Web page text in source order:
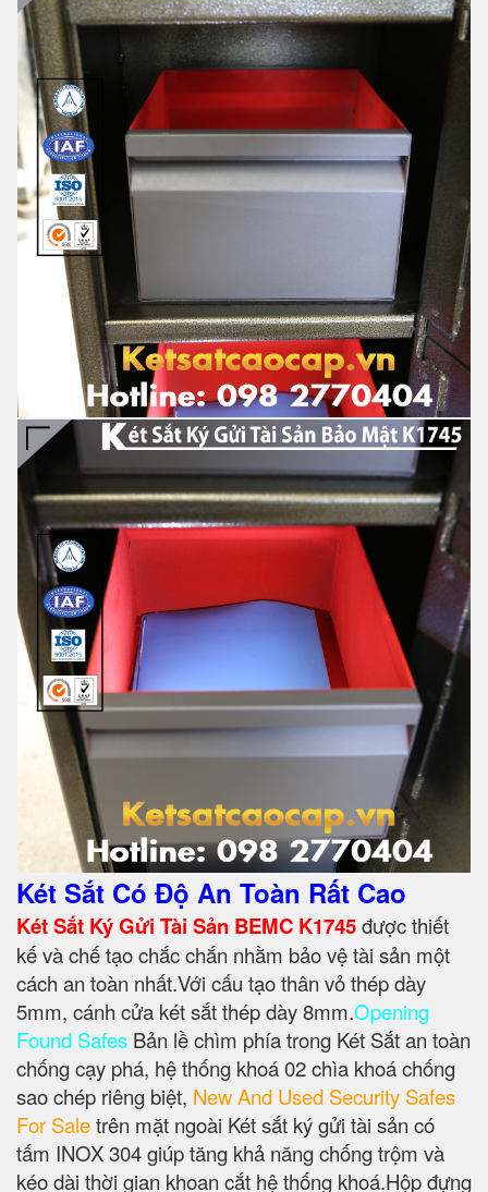
Két Sắt Có Độ An Toàn Rất Cao
Két Sắt Ký Gửi Tài Sản BEMC K1745được thiết
kế và chế tạo chắc chắn nhằm bảo vệ tài sản một
cách an toàn nhất.Với cấu tạo thân vỏ thép dày
5mm, cánh cửa két sắt thép dày 8mm.Opening
Found Safes Bản lề chìm phía trong Két Sắt an toàn
chống cạy phá, hệ thống khoá 02 chìa khoá chống
sao chép riêng biệt, New And Used Security Safes
For Saletrên mặt ngoài Két sắt ký gửi tài sản có
tấm INOX 304 giúp tăng khả năng chống trộm và
kéo dài thời gian khoan cắt hệ thống khoá.Hộp đựng